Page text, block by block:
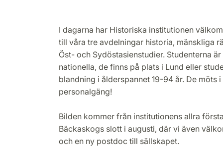
I dagarna har Historiska institutionen
till våra tre avdelningar historia, mänskliga
Öst- och Sydöstasienstudier. Studenterna
nationella, de finns på plats i Lund eller
blandning i ålderspannet 19-94 år. De möts
personalgäng!
Bilden kommer från institutionens allra
Bäckaskogs slott i augusti, där vi även
och en ny postdoc till sällskapet.